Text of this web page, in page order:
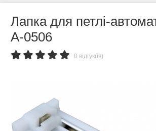
Лапка для петлі-
A-0506
0 відгук(ів)